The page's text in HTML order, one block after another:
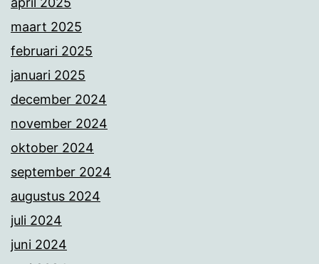
maart 2025
februari 2025
januari 2025
december 2024
november 2024
oktober 2024
september 2024
augustus 2024
juli 2024
juni 2024